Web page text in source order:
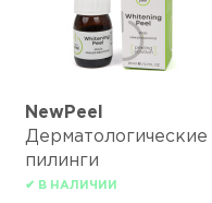
NewPeel
Дерматологические
пилинги
✔ В НАЛИЧИИ